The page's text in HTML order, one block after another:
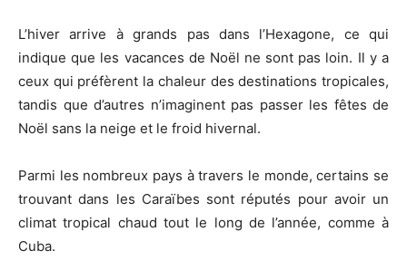
L’hiver arrive à grands pas dans l’Hexagone, ce qui
indique que les vacances de Noël ne sont pas loin. Il y a
ceux qui préfèrent la chaleur des destinations tropicales,
tandis que d’autres n’imaginent pas passer les fêtes de
Noël sans la neige et le froid hivernal.
Parmi les nombreux pays à travers le monde, certains se
trouvant dans les Caraïbes sont réputés pour avoir un
climat tropical chaud tout le long de l’année, comme à
Cuba.